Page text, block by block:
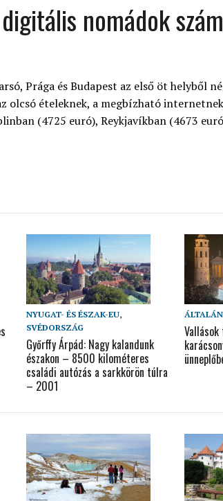
nomádok
Prága és Budapest az első öt helyből
olcsó ételeknek, a megbízható
(4725 euró), Reykjavíkban (4673
NYUGAT- ÉS ÉSZAK-EU,
SVÉDORSZÁG
Győrffy Árpád: Nagy kalandunk
északon – 8500 kilométeres
családi autózás a sarkkörön túlra
– 2001